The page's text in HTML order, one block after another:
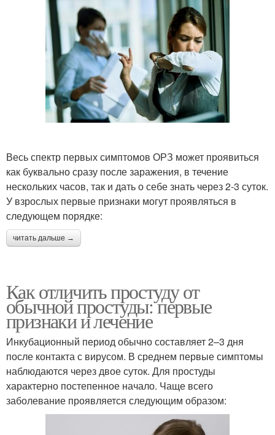
Весь спектр первых симптомов ОРЗ может проявиться
как буквально сразу после заражения, в течение
нескольких часов, так и дать о себе знать через 2-3 суток.
У взрослых первые признаки могут проявляться в
следующем порядке:
читать дальше →
Как отличить простуду от
обычной простуды: первые
признаки и лечение
Инкубационный период обычно составляет 2–3 дня
после контакта с вирусом. В среднем первые симптомы
наблюдаются через двое суток. Для простуды
характерно постепенное начало. Чаще всего
заболевание проявляется следующим образом: